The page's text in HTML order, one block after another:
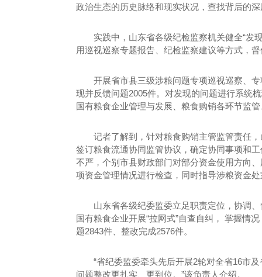
政治生态的历史脉络和现实状况，查找背后的
实践中，山东省各级纪检监察机关健全“发
用巡视巡察专题报告、纪检监察建议等方式，
开展省市县三级涉粮问题专项巡视巡察、
现并反馈问题2005件。对发现的问题进行系统
国有粮食企业管理与发展、粮食购销各环节监
记者了解到，针对粮食购销主管监管责任
签订粮食流通协同监管协议，确定协同事项和
不严，个别市县财政部门对部分资金使用方向
项资金管理情况进行检查，同时指导涉粮资金
山东省各级纪委监委立足职责定位，协调
国有粮食企业开展“拉网式”自查自纠， 掌握情
题2843件、整改完成2576件。
“省纪委监委牵头先后开展2轮对全省16市
问题整改更扎实、更到位。”该负责人介绍。